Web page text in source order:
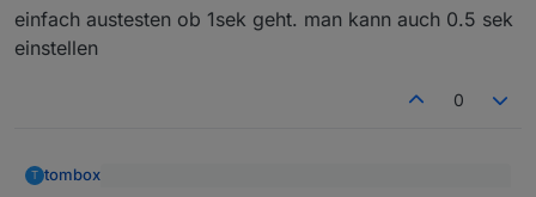
Welcher Wert ist die geringste Polltime ?
einfach austesten ob 1sek geht. man kann auch 0.5 sek
einstellen
0
T tombox